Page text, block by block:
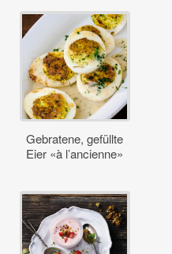
Gebratene, gefüllte
Eier «à l’ancienne»